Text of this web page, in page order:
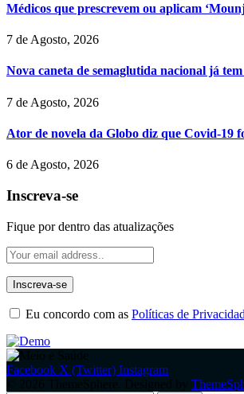
Médicos que prescrevem ou aplicam
7 de Agosto, 2026
Nova caneta de semaglutida nacional já
7 de Agosto, 2026
Ator de novela da Globo diz que Covid-19
6 de Agosto, 2026
Inscreva-se
Fique por dentro das atualizações
Eu concordo com as Políticas de
Facebook X (Twitter) Instagram